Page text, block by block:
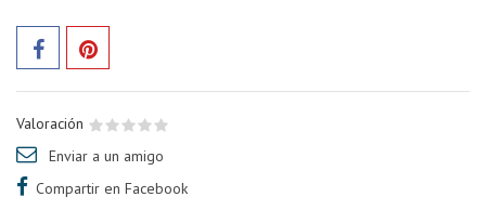
Valoración
Enviar a un amigo
Compartir en Facebook